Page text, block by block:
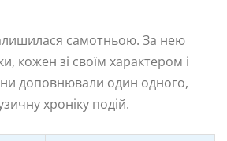
самотньою. За нею
кожен зі своїм характером і
доповнювали один одного,
хроніку подій.